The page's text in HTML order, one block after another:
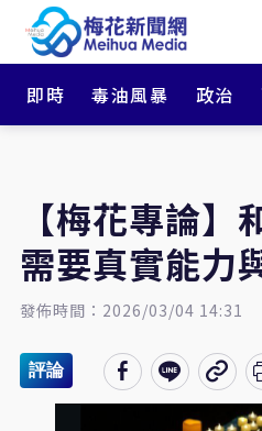
即時 毒油風暴 政治
【梅花專論】
需要真實能力
發佈時間：2026/03/04 14:31
評論